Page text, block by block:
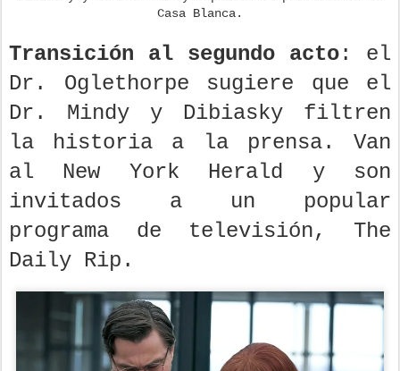
Casa Blanca.
Transición al segundo acto: el
Dr. Oglethorpe sugiere que el
Dr. Mindy y Dibiasky filtren
la historia a la prensa. Van
al New York Herald y son
invitados a un popular
programa de televisión, The
Daily Rip.